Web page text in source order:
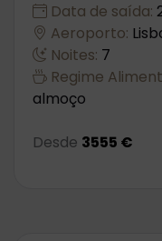
Data de saída:
Aeroporto:
Noites: 7
Regime
almoço
Desde 3555 €